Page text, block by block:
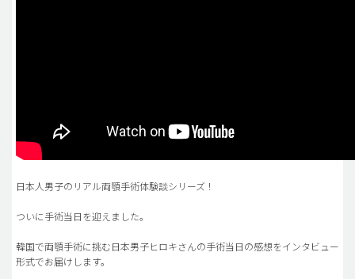
日本人男子のリアル両顎手術体験談シリーズ！
ついに手術当日を迎えました。
韓国で両顎手術に挑む日本男子ヒロキさんの手術当日の感想をインタビュー
形式でお届けします。